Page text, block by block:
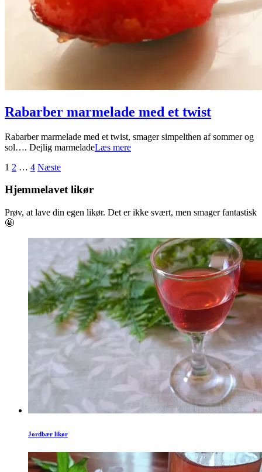
Rabarber marmelade med et twist
2024-
06-
Rabarber marmelade med et twist, smager simpelthen af sommer og
sol…. Dejlig marmeladeLæs mere
Indlægsinddeling
1 2 … 4 Næste
Hjemmelavet likør
Prøv, at lave din egen likør. Det er ikke svært, men smager fantastisk
🤩
Jordbær likør